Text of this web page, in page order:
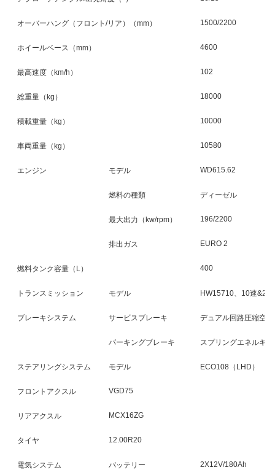
オーバーハング（フロント/リア）（mm） 1500/2200
ホイールベース（mm） 4600
最高速度（km/h） 102
総重量（kg） 18000
積載重量（kg） 10000
車両重量（kg） 10580
エンジン モデル WD615.62
燃料の種類 ディーゼル
最大出力（kw/rpm） 196/2200
排出ガス EURO 2
燃料タンク容量（L） 400
トランスミッション モデル HW15710、10速&2速
ブレーキシステム サービスブレーキ デュアル回路圧縮空
パーキングブレーキ スプリングエネルギ
ステアリングシステム モデル ECO108（LHD）
フロントアクスル VGD75
リアアクスル MCX16ZG
タイヤ 12.00R20
電気システム バッテリー 2X12V/180Ah